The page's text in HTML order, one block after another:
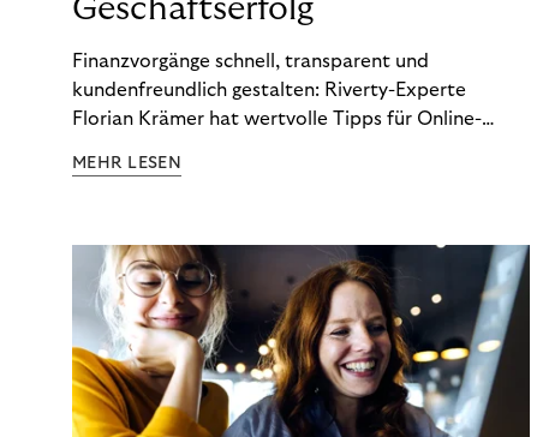
Geschäftserfolg
Finanzvorgänge schnell, transparent und
kundenfreundlich gestalten: Riverty-Experte
Florian Krämer hat wertvolle Tipps für Online-
möchten.
MEHR LESEN